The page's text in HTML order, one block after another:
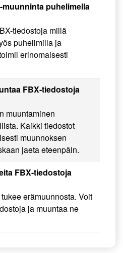
puhelimella
tiedostoja millä
puhelimilla ja
erinomaisesti
FBX-tiedostoja
muuntaminen
Kaikki tiedostot
muunnoksen
jaeta eteenpäin.
FBX-tiedostoja
erämuunnosta. Voit
ja muuntaa ne